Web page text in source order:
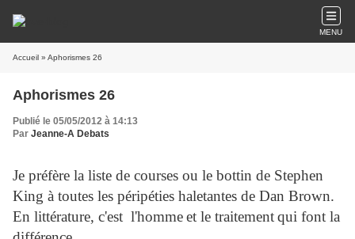
MENU
Accueil » Aphorismes 26
Aphorismes 26
Publié le 05/05/2012 à 14:13
Par Jeanne-A Debats
Je préfère la liste de courses ou le bottin de Stephen
King à toutes les péripéties haletantes de Dan Brown.
En littérature, c'est l'hommeet le traitementqui font la